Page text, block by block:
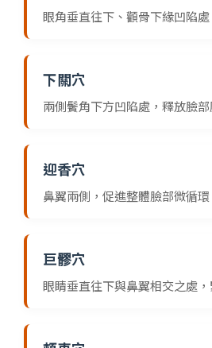
眼角垂直往下、顴骨下緣凹陷處
下關穴
兩側鬢角下方凹陷處，釋放臉部
迎香穴
鼻翼兩側，促進整體臉部微循環
巨髎穴
眼睛垂直往下與鼻翼相交之處，